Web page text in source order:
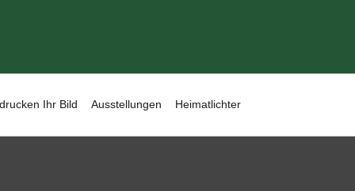
Ihr Bild Ausstellungen Heimatlichter